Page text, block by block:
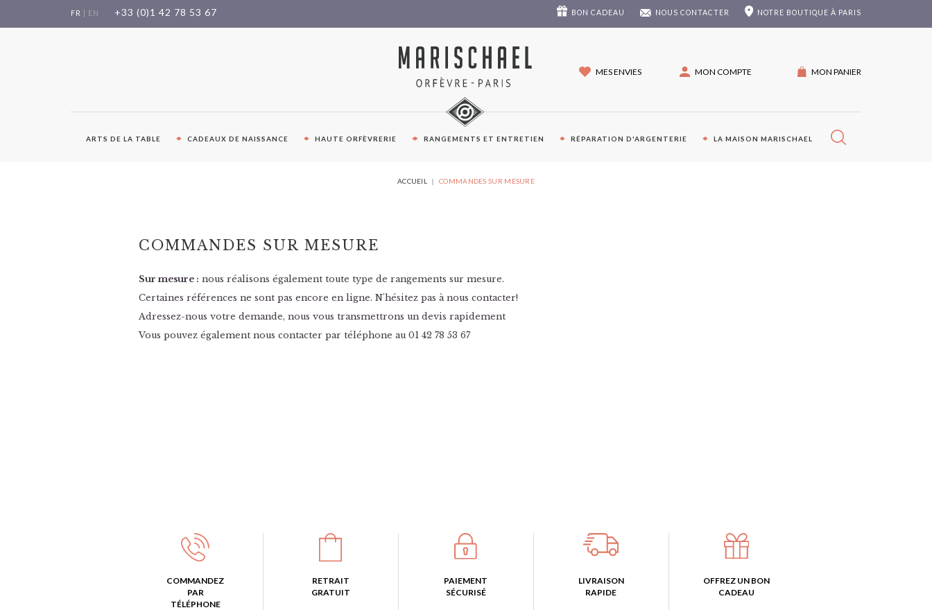
FR EN +33 (0)1 42 78 53 67 BON CADEAU NOUS CONTACTER NOTRE BOUTIQUE À PARIS
MES ENVIES MON COMPTE MON PANIER
ARTS DE LA TABLE CADEAUX DE NAISSANCE HAUTE ORFÈVRERIE RANGEMENTS ET ENTRETIEN RÉPARATION D'ARGENTERIE LA MAISON MARISCHAEL
VOUS
ACCUEIL COMMANDES SUR MESURE
COMMANDES SUR MESURE
Sur mesure : nous réalisons également toute type de rangements sur mesure.
Certaines références ne sont pas encore en ligne. N'hésitez pas à nous contacter!
Adressez-nous votre demande, nous vous transmettrons un devis rapidement
Vous pouvez également nous contacter par téléphone au 01 42 78 53 67
COMMANDEZ
PAR
TÉLÉPHONE
RETRAIT
GRATUIT
PAIEMENT
SÉCURISÉ
LIVRAISON
RAPIDE
OFFREZ UN BON
CADEAU